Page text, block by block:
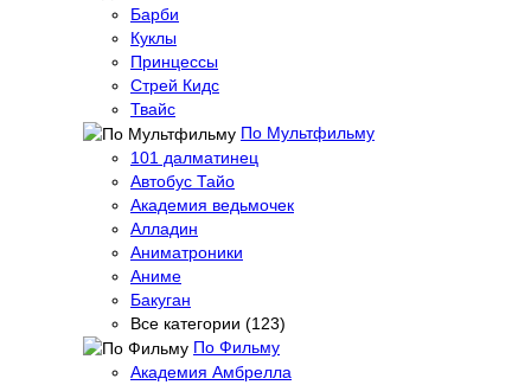
Барби
Куклы
Принцессы
Стрей Кидс
Твайс
По Мультфильму
101 далматинец
Автобус Тайо
Академия ведьмочек
Алладин
Аниматроники
Аниме
Бакуган
Все категории (123)
По Фильму
Академия Амбрелла